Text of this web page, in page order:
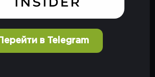
Перейти в Telegram